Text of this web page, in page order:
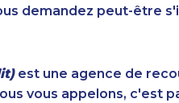
demandez peut-être
est une agence de
vous appelons, c'est